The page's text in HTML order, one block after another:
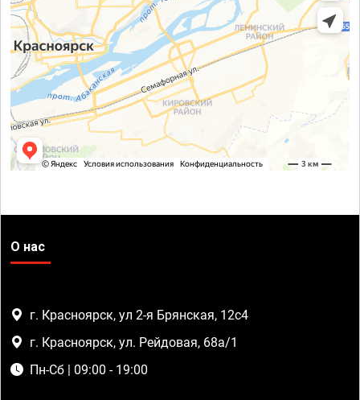
О нас
г. Красноярск, ул 2-я Брянская, 12с4
г. Красноярск, ул. Рейдовая, 68а/1
Пн-Сб | 09:00 - 19:00